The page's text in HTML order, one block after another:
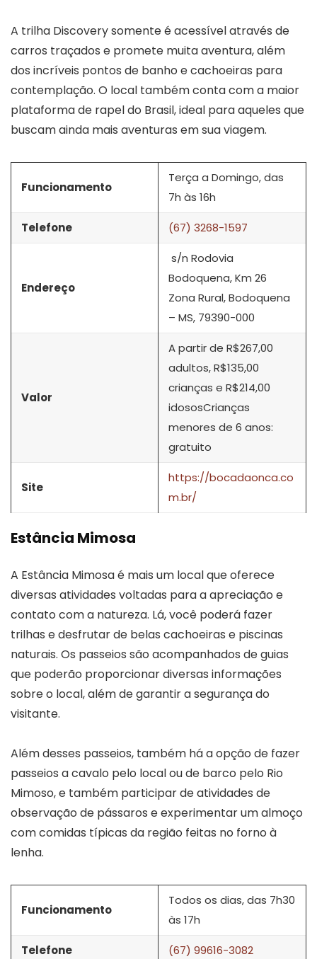
A trilha Discovery somente é acessível através de
carros traçados e promete muita aventura, além
dos incríveis pontos de banho e cachoeiras para
contemplação. O local também conta com a maior
plataforma de rapel do Brasil, ideal para aqueles que
buscam ainda mais aventuras em sua viagem.
Funcionamento
Terça a Domingo, das
7h às 16h
Telefone (67) 3268-1597
Endereço
s/n Rodovia
Bodoquena, Km 26
Zona Rural, Bodoquena
– MS, 79390-000
Valor
A partir de R$267,00
adultos, R$135,00
crianças e R$214,00
idososCrianças
menores de 6 anos:
gratuito
Site
https://bocadaonca.co
m.br/
Estância Mimosa
A Estância Mimosa é mais um local que oferece
diversas atividades voltadas para a apreciação e
contato com a natureza. Lá, você poderá fazer
trilhas e desfrutar de belas cachoeiras e piscinas
naturais. Os passeios são acompanhados de guias
que poderão proporcionar diversas informações
sobre o local, além de garantir a segurança do
visitante.
Além desses passeios, também há a opção de fazer
passeios a cavalo pelo local ou de barco pelo Rio
Mimoso, e também participar de atividades de
observação de pássaros e experimentar um almoço
com comidas típicas da região feitas no forno à
lenha.
Funcionamento
Todos os dias, das 7h30
às 17h
Telefone (67) 99616-3082